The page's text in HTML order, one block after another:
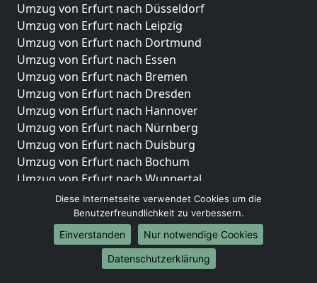
Umzug von Erfurt nach Düsseldorf
Umzug von Erfurt nach Leipzig
Umzug von Erfurt nach Dortmund
Umzug von Erfurt nach Essen
Umzug von Erfurt nach Bremen
Umzug von Erfurt nach Dresden
Umzug von Erfurt nach Hannover
Umzug von Erfurt nach Nürnberg
Umzug von Erfurt nach Duisburg
Umzug von Erfurt nach Bochum
Umzug von Erfurt nach Wuppertal
Umzug von Erfurt nach Bielefeld
Umzug von Erfurt nach Bonn
Umzug von Erfurt nach Münster
Internationale-Umzüge
Diese Internetseite verwendet Cookies um die
Benutzerfreundlichkeit zu verbessern.
Einverstanden
Nur notwendige Cookies
Datenschutzerklärung